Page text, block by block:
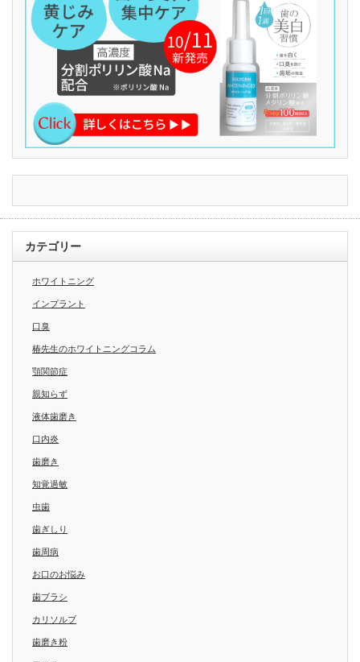
カテゴリー
ホワイトニング
インプラント
口臭
椿先生のホワイトニングコラム
顎関節症
親知らず
液体歯磨き
口内炎
歯磨き
知覚過敏
虫歯
歯ぎしり
歯周病
お口のお悩み
歯ブラシ
カリソルブ
歯磨き粉